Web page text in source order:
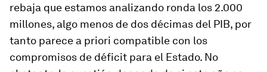
rebaja que estamos analizando ronda los 2.000
millones, algo menos de dos décimas del PIB, por
tanto parece a priori compatible con los
compromisos de déficit para el Estado. No